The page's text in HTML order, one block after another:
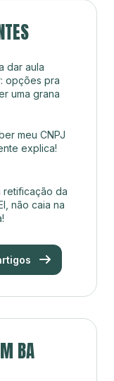
dar aula
opções pra
uma grana
meu CNPJ
explica!
retificação da
não caia na
BA